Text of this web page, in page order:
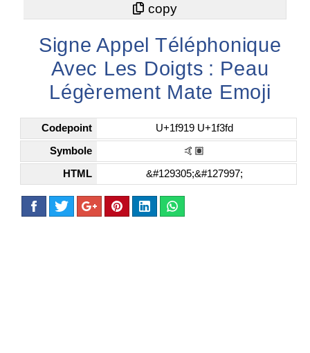
Signe Appel Téléphonique
Avec Les Doigts : Peau
Légèrement Mate Emoji
Codepoint U+1f919 U+1f3fd
Symbole 🤙🏽
HTML &#129305;&#127997;